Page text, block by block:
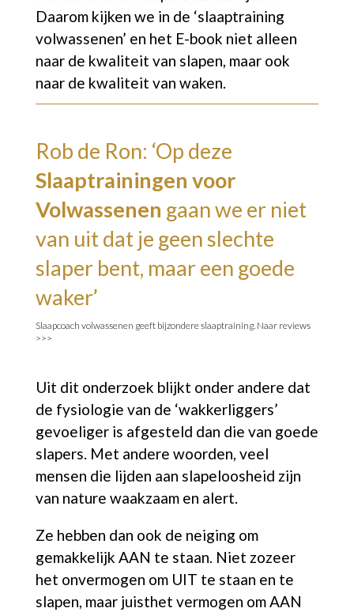
Daarom kijken we in de ‘slaaptraining
volwassenen’ en het E-book niet alleen
naar de kwaliteit van slapen, maar ook
naar de kwaliteit van waken.
Rob de Ron: ‘Op deze
Slaaptrainingen voor
Volwassenen gaan we er niet
van uit dat je geen slechte
slaper bent, maar een goede
waker’
Slaapcoach volwassenen geeft bijzondere slaaptraining. Naar reviews
>>>
Uit dit onderzoek blijkt onder andere dat
de fysiologie van de ‘wakkerliggers’
gevoeliger is afgesteld dan die van goede
slapers. Met andere woorden, veel
mensen die lijden aan slapeloosheid zijn
van nature waakzaam en alert.
Ze hebben dan ook de neiging om
gemakkelijk AAN te staan. Niet zozeer
het onvermogen om UIT te staan en te
slapen, maar juisthet vermogen om AAN